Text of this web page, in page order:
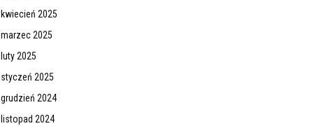
kwiecień 2025
marzec 2025
luty 2025
styczeń 2025
grudzień 2024
listopad 2024